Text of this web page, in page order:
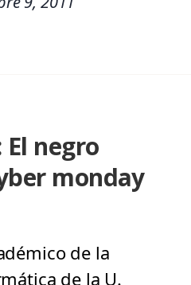
El negro
monday
de la
de la U.